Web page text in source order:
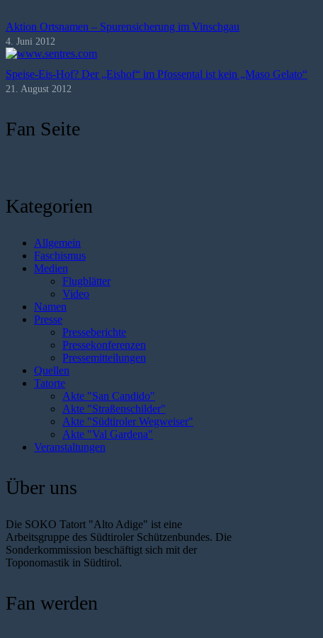
Aktion Ortsnamen – Spurensicherung im Vinschgau
4. Juni 2012
Speise-Eis-Hof? Der „Eishof“ im Pfossental ist kein „Maso Gelato“
21. August 2012
Fan Seite
Kategorien
Allgemein
Faschismus
Medien
Flugblätter
Video
Namen
Presse
Presseberichte
Pressekonferenzen
Pressemitteilungen
Quellen
Tatorte
Akte "San Candido"
Akte "Straßenschilder"
Akte "Südtiroler Wegweiser"
Akte "Val Gardena"
Veranstaltungen
Über uns
Die SOKO Tatort "Alto Adige" ist eine
Arbeitsgruppe des Südtiroler Schützenbundes. Die
Sonderkommission beschäftigt sich mit der
Toponomastik in Südtirol.
Fan werden